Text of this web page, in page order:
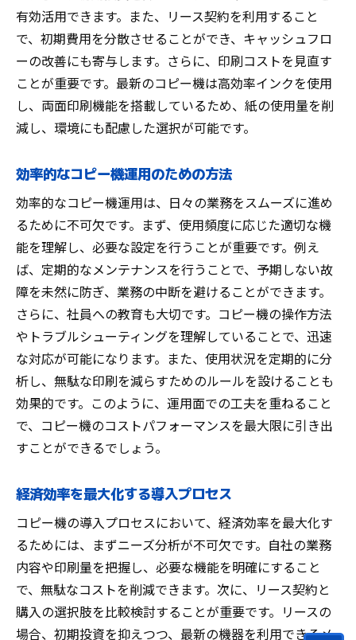
有効活用できます。また、リース契約を利用すること
で、初期費用を分散させることができ、キャッシュフロ
ーの改善にも寄与します。さらに、印刷コストを見直す
ことが重要です。最新のコピー機は高効率インクを使用
し、両面印刷機能を搭載しているため、紙の使用量を削
減し、環境にも配慮した選択が可能です。
効率的なコピー機運用のための方法
効率的なコピー機運用は、日々の業務をスムーズに進め
るために不可欠です。まず、使用頻度に応じた適切な機
能を理解し、必要な設定を行うことが重要です。例え
ば、定期的なメンテナンスを行うことで、予期しない故
障を未然に防ぎ、業務の中断を避けることができます。
さらに、社員への教育も大切です。コピー機の操作方法
やトラブルシューティングを理解していることで、迅速
な対応が可能になります。また、使用状況を定期的に分
析し、無駄な印刷を減らすためのルールを設けることも
効果的です。このように、運用面での工夫を重ねること
で、コピー機のコストパフォーマンスを最大限に引き出
すことができるでしょう。
経済効率を最大化する導入プロセス
コピー機の導入プロセスにおいて、経済効率を最大化す
るためには、まずニーズ分析が不可欠です。自社の業務
内容や印刷量を把握し、必要な機能を明確にすること
で、無駄なコストを削減できます。次に、リース契約と
購入の選択肢を比較検討することが重要です。リースの
場合、初期投資を抑えつつ、最新の機器を利用できるメ